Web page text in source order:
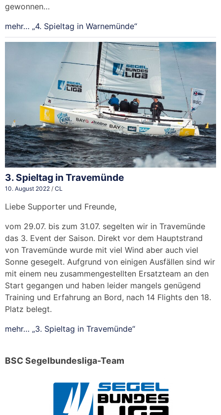
gewonnen…
mehr… „4. Spieltag in Warnemünde“
3. Spieltag in Travemünde
10. August 2022 / CL
Liebe Supporter und Freunde,
vom 29.07. bis zum 31.07. segelten wir in Travemünde
das 3. Event der Saison. Direkt vor dem Hauptstrand
von Travemünde wurde mit viel Wind aber auch viel
Sonne gesegelt. Aufgrund von einigen Ausfällen sind wir
mit einem neu zusammengestellten Ersatzteam an den
Start gegangen und haben leider mangels genügend
Training und Erfahrung an Bord, nach 14 Flights den 18.
Platz belegt.
mehr… „3. Spieltag in Travemünde“
BSC Segelbundesliga-Team